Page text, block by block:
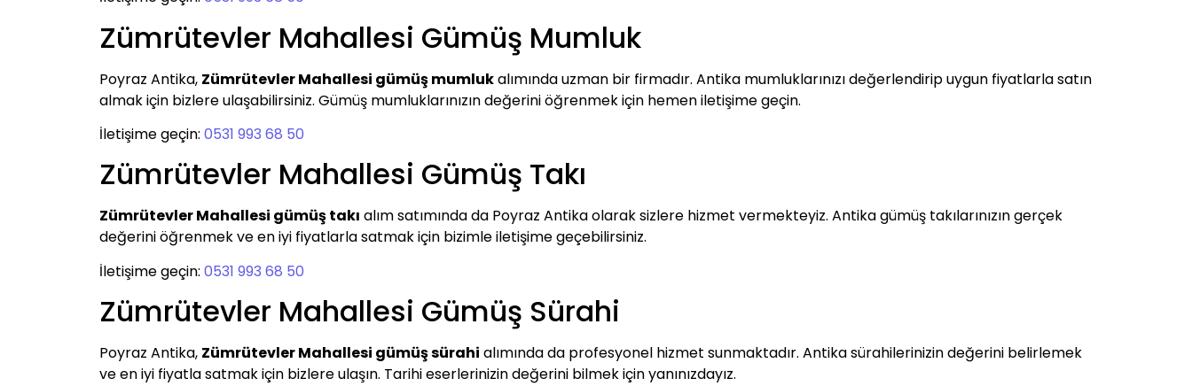
Zümrütevler Mahallesi Gümüş Mumluk
Poyraz Antika, Zümrütevler Mahallesi gümüş mumlukalımında uzman bir firmadır. Antika mumluklarınızı değerlendirip uygun fiyatlarla satın
almak için bizlere ulaşabilirsiniz. Gümüş mumluklarınızın değerini öğrenmek için hemen iletişime geçin.
İletişime geçin: 0531 993 68 50
Zümrütevler Mahallesi Gümüş Takı
Zümrütevler Mahallesi gümüş takı alım satımında da Poyraz Antika olarak sizlere hizmet vermekteyiz. Antika gümüş takılarınızın gerçek
değerini öğrenmek ve en iyi fiyatlarla satmak için bizimle iletişime geçebilirsiniz.
İletişime geçin: 0531 993 68 50
Zümrütevler Mahallesi Gümüş Sürahi
Poyraz Antika, Zümrütevler Mahallesi gümüş sürahi alımında da profesyonel hizmet sunmaktadır. Antika sürahilerinizin değerini belirlemek
ve en iyi fiyatla satmak için bizlere ulaşın. Tarihi eserlerinizin değerini bilmek için yanınızdayız.